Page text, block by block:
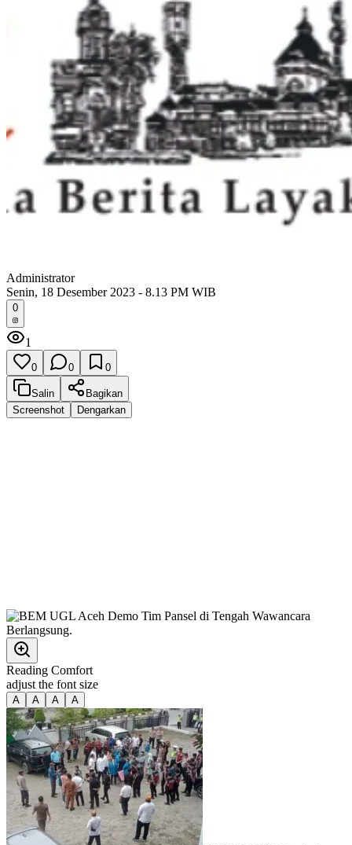
Administrator
Senin, 18 Desember 2023 - 8.13 PM WIB
0
1
0 0 0
Salin
Bagikan
Screenshot
Dengarkan
Reading Comfort
adjust the font size
A A A A